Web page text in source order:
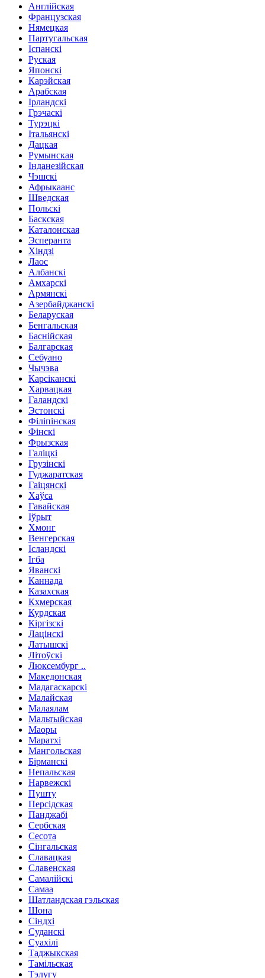
Англійская
Французская
Нямецкая
Партугальская
Іспанскі
Руская
Японскі
Карэйская
Арабская
Ірландскі
Грэчаскі
Турэцкі
Італьянскі
Дацкая
Румынская
Інданезійская
Чэшскі
Афрыкаанс
Шведская
Польскі
Баскская
Каталонская
Эсперанта
Хіндзі
Лаос
Албанскі
Амхарскі
Армянскі
Азербайджанскі
Беларуская
Бенгальская
Баснійская
Балгарская
Себуано
Чычэва
Карсіканскі
Харвацкая
Галандскі
Эстонскі
Філіпінская
Фінскі
Фрызская
Галіцкі
Грузінскі
Гуджаратская
Гаіцянскі
Хаўса
Гавайская
Іўрыт
Хмонг
Венгерская
Ісландскі
Ігба
Яванскі
Каннада
Казахская
Кхмерская
Курдская
Кіргізскі
Лацінскі
Латышскі
Літоўскі
Люксембург ..
Македонская
Мадагаскарскі
Малайская
Малаялам
Мальтыйская
Маоры
Маратхі
Мангольская
Бірманскі
Непальская
Нарвежскі
Пушту
Персідская
Панджабі
Сербская
Сесота
Сінгальская
Славацкая
Славенская
Самалійскі
Самаа
Шатландская гэльская
Шона
Сіндхі
Суданскі
Суахілі
Таджыкская
Тамільская
Тэлугу